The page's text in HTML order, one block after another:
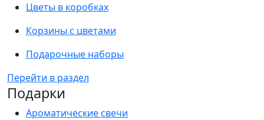
Цветы в коробках
Корзины с цветами
Подарочные наборы
Перейти в раздел
Подарки
Ароматические свечи